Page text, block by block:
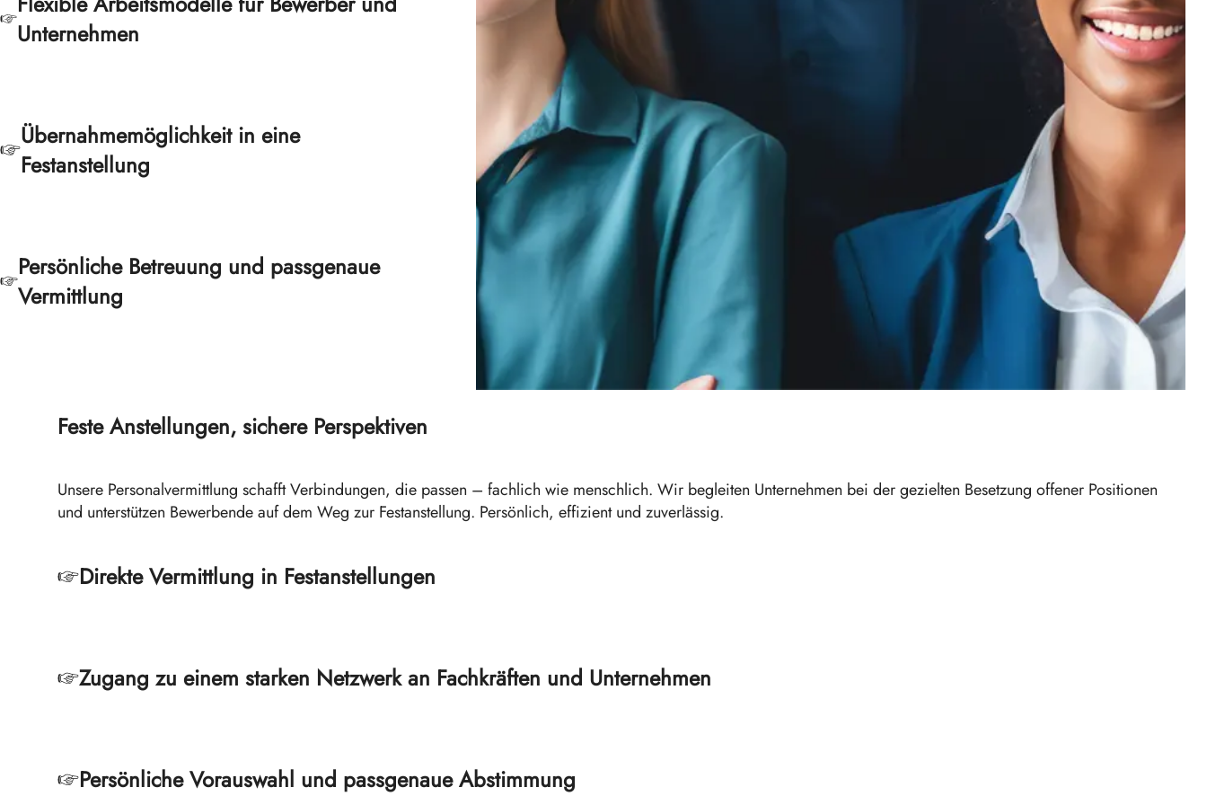
Unternehmen
Übernahmemöglichkeit in eine
Festanstellung
Persönliche Betreuung und passgenaue
Vermittlung
Feste Anstellungen, sichere Perspektiven
Unsere Personalvermittlung schafft Verbindungen, die passen – fachlich wie menschlich. Wir begleiten Unternehmen bei der gezielten Besetzung offener Positionen
und unterstützen Bewerbende auf dem Weg zur Festanstellung. Persönlich, effizient und zuverlässig.
Direkte Vermittlung in Festanstellungen
Zugang zu einem starken Netzwerk an Fachkräften und Unternehmen
Persönliche Vorauswahl und passgenaue Abstimmung